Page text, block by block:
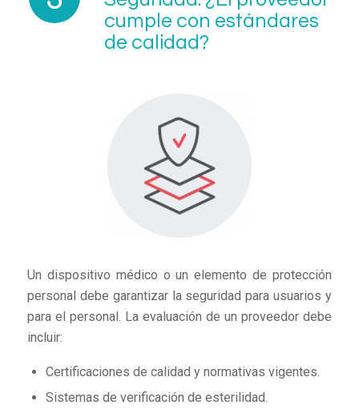
cumple con estándares
de calidad?
Un dispositivo médico o un elemento de protección
personal debe garantizar la seguridad para usuarios y
para el personal. La evaluación de un proveedor debe
incluir:
Certificaciones de calidad y normativas vigentes.
Sistemas de verificación de esterilidad.